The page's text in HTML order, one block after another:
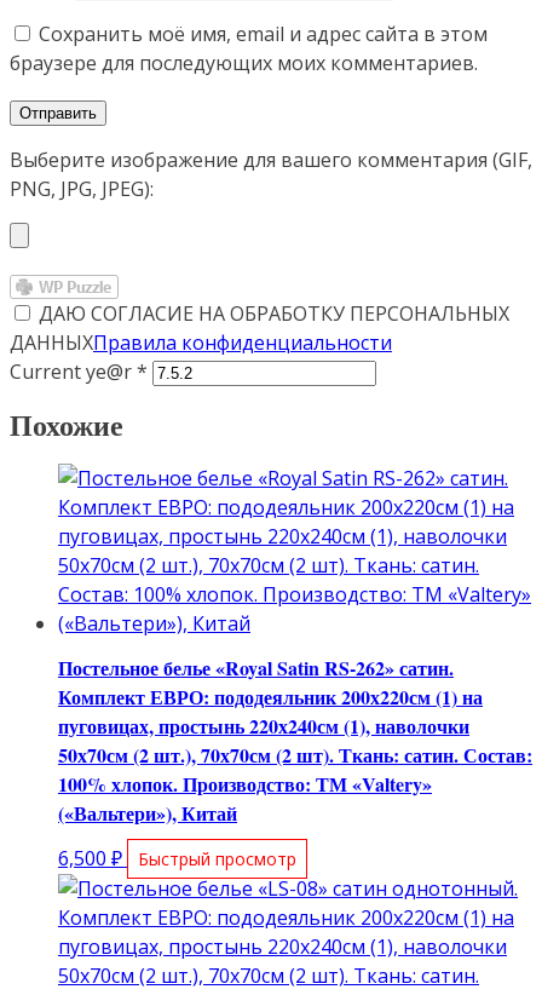
Сохранить моё имя, email и адрес сайта в этом
браузере для последующих моих комментариев.
Выберите изображение для вашего комментария (GIF,
PNG, JPG, JPEG):
ДАЮ СОГЛАСИЕ НА ОБРАБОТКУ ПЕРСОНАЛЬНЫХ
ДАННЫХПравила конфиденциальности
Current ye@r*
Похожие
Постельное белье «Royal Satin RS-262» сатин.
Комплект ЕВРО: пододеяльник 200х220см (1) на
пуговицах, простынь 220х240см (1), наволочки
50х70см (2 шт.), 70х70см (2 шт). Ткань: сатин. Состав:
100% хлопок. Производство: ТМ «Valtery»
(«Вальтери»), Китай
6,500 ₽ Быстрый просмотр